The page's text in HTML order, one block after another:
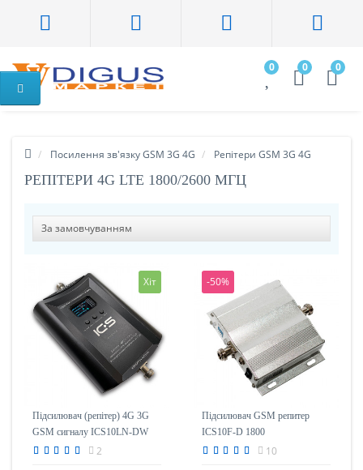
0 0 0
Посилення зв'язку GSM 3G 4G Репітери GSM 3G 4G
РЕПІТЕРИ 4G LTE 1800/2600 МГЦ
Хіт
Підсилювач (репітер) 4G 3G
GSM сигналу ICS10LN-DW
1800/2100
2
-50%
Підсилювач GSM репитер
ICS10F-D 1800
10